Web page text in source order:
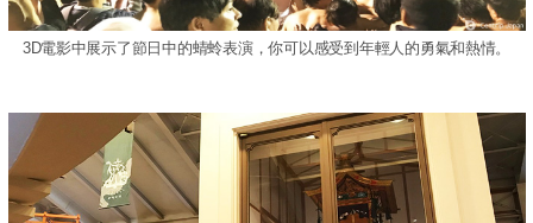
3D電影中展示了節日中的蜻蛉表演，你可以感受到年輕人的勇氣和熱情。